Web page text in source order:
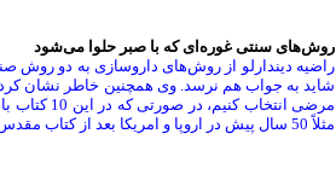
روش‌های سنتی غوره‌ای که با صبر حلوا می‌شود
مرضی
مثلاً 50 سال پیش در اروپا و امریکا بعد از کتاب مقدس، مقدس‌ترین کتاب، کتاب ابوعلی سینا بوده است.»